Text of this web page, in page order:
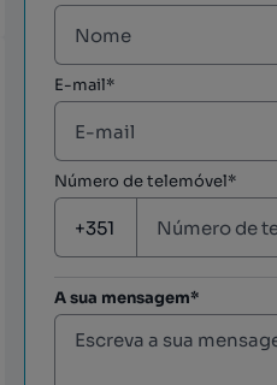
E-mail*
Número de telemóvel*
A sua mensagem*